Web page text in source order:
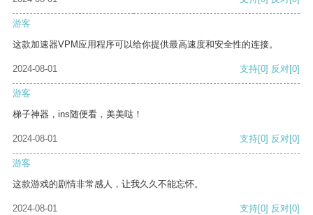
游客
这款加速器VPM应用程序可以给你提供最高速度和安全性的连接。
2024-08-01 支持[0] 反对[0]
游客
梯子神器，ins随便看，美美哒！
2024-08-01 支持[0] 反对[0]
游客
这款游戏的剧情非常感人，让我久久不能忘怀。
2024-08-01 支持[0] 反对[0]